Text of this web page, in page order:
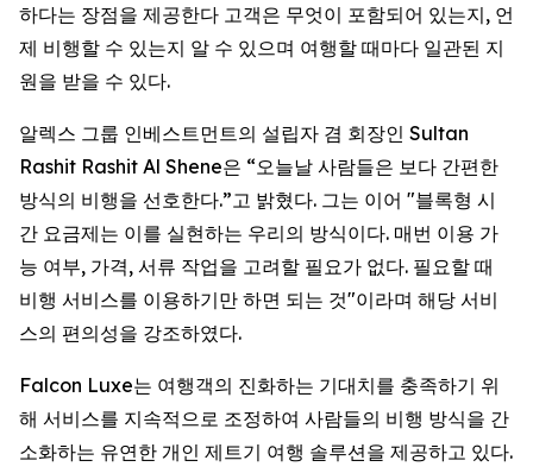
하다는 장점을 제공한다 고객은 무엇이 포함되어 있는지, 언
제 비행할 수 있는지 알 수 있으며 여행할 때마다 일관된 지
원을 받을 수 있다.
알렉스 그룹 인베스트먼트의 설립자 겸 회장인 Sultan
Rashit Rashit Al Shene은 “오늘날 사람들은 보다 간편한
방식의 비행을 선호한다.”고 밝혔다. 그는 이어 "블록형 시
간 요금제는 이를 실현하는 우리의 방식이다. 매번 이용 가
능 여부, 가격, 서류 작업을 고려할 필요가 없다. 필요할 때
비행 서비스를 이용하기만 하면 되는 것"이라며 해당 서비
스의 편의성을 강조하였다.
Falcon Luxe는 여행객의 진화하는 기대치를 충족하기 위
해 서비스를 지속적으로 조정하여 사람들의 비행 방식을 간
소화하는 유연한 개인 제트기 여행 솔루션을 제공하고 있다.